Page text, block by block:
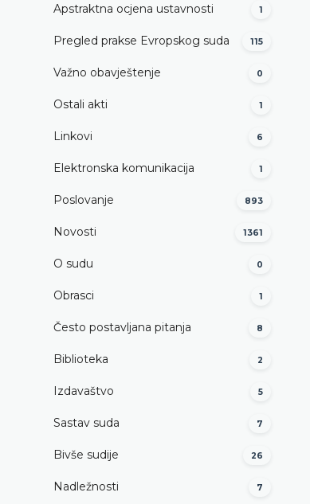
Apstraktna ocjena ustavnosti 1
Pregled prakse Evropskog suda 115
Važno obavještenje 0
Ostali akti 1
Linkovi 6
Elektronska komunikacija 1
Poslovanje 893
Novosti 1361
O sudu 0
Obrasci 1
Često postavljana pitanja 8
Biblioteka 2
Izdavaštvo 5
Sastav suda 7
Bivše sudije 26
Nadležnosti 7